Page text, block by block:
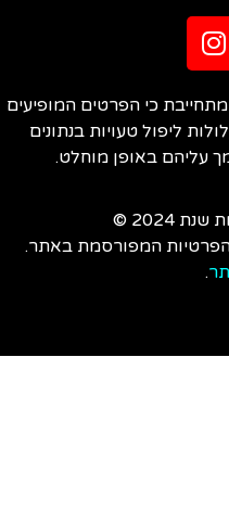
כי הפרטים המופיעים
ליפול טעויות בנתונים
עליהם באופן מוחלט.
2024 ©
המפורסמת באתר.
.